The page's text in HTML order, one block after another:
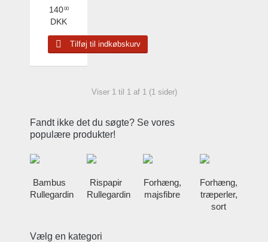
14000
DKK
Tilføj til indkøbskurv
Viser 1 til 1 af 1 (1 sider)
Fandt ikke det du søgte? Se vores
populære produkter!
Bambus
Rullegardin
Rispapir
Rullegardin
Forhæng,
majsfibre
Forhæng,
træperler,
sort
Vælg en kategori